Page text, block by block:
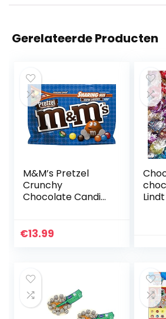
Gerelateerde Producten
M&M’s Pretzel
Crunchy
Chocolate Candies
€13.99